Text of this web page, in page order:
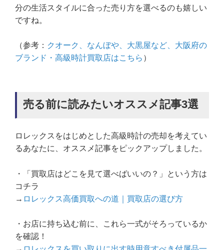
分の生活スタイルに合った売り方を選べるのも嬉しい
ですね。
（参考： クオーク、なんぼや、大黒屋など、大阪府の
ブランド・高級時計買取店はこちら ）
売る前に読みたいオススメ記事3選
ロレックスをはじめとした高級時計の売却を考えてい
るあなたに、オススメ記事をピックアップしました。
・「買取店はどこを見て選べばいいの？」という方は
コチラ
→ ロレックス高価買取への道｜買取店の選び方
・お店に持ち込む前に、これら一式がそろっているか
を確認！